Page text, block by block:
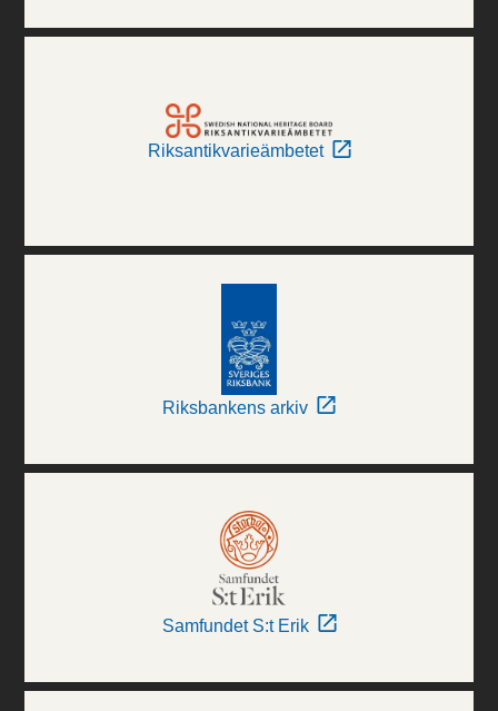
Riksantikvarieämbetet
Riksbankens arkiv
Samfundet S:t Erik